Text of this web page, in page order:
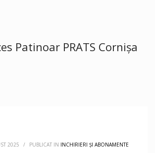
Patinoar PRATS Cornișa
2025 / PUBLICAT IN INCHIRIERI ȘI ABONAMENTE